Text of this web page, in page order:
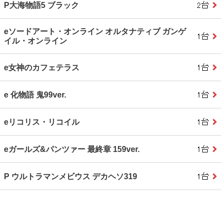
P大海物語5 ブラック
eソードアート・オンライン オルタナティブ ガンゲ
イル・オンライン
e女神のカフェテラス
e 化物語 鬼99ver.
eリコリス・リコイル
eガールズ&パンツァー 最終章 159ver.
P ウルトラマンメビウス デカヘソ319